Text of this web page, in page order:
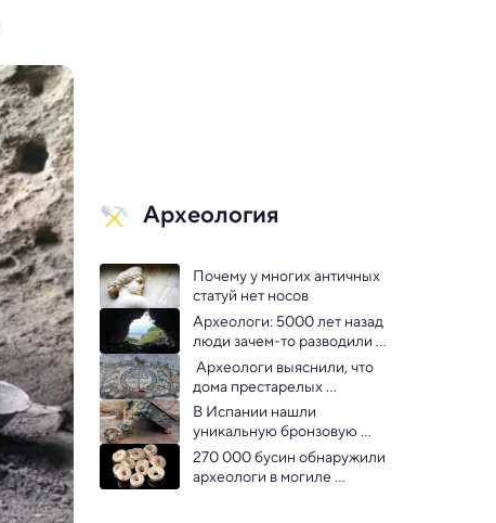
Археология
Почему у многих античных
Археологи: 5000 лет назад
люди зачем-то разводили
волков на балтийском
острове
Археологи выяснили, что
дома престарелых
существовали уже 1600 лет
назад
В Испании нашли
уникальную бронзовую
повозку возрастом 2500 лет
270 000 бусин обнаружили
археологи в могиле